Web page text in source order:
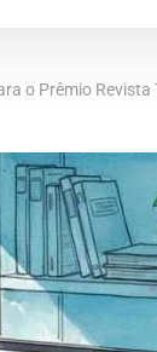
o Prêmio